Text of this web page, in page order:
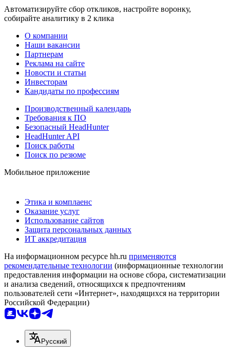
Автоматизируйте сбор откликов, настройте воронку,
собирайте аналитику в 2 клика
О компании
Наши вакансии
Партнерам
Реклама на сайте
Новости и статьи
Инвесторам
Кандидаты по профессиям
Производственный календарь
Требования к ПО
Безопасный HeadHunter
HeadHunter API
Поиск работы
Поиск по резюме
Мобильное приложение
Этика и комплаенс
Оказание услуг
Использование сайтов
Защита персональных данных
ИТ аккредитация
На информационном ресурсе hh.ru применяются
рекомендательные технологии (информационные технологии
предоставления информации на основе сбора, систематизации
и анализа сведений, относящихся к предпочтениям
пользователей сети «Интернет», находящихся на территории
Российской Федерации)
Русский